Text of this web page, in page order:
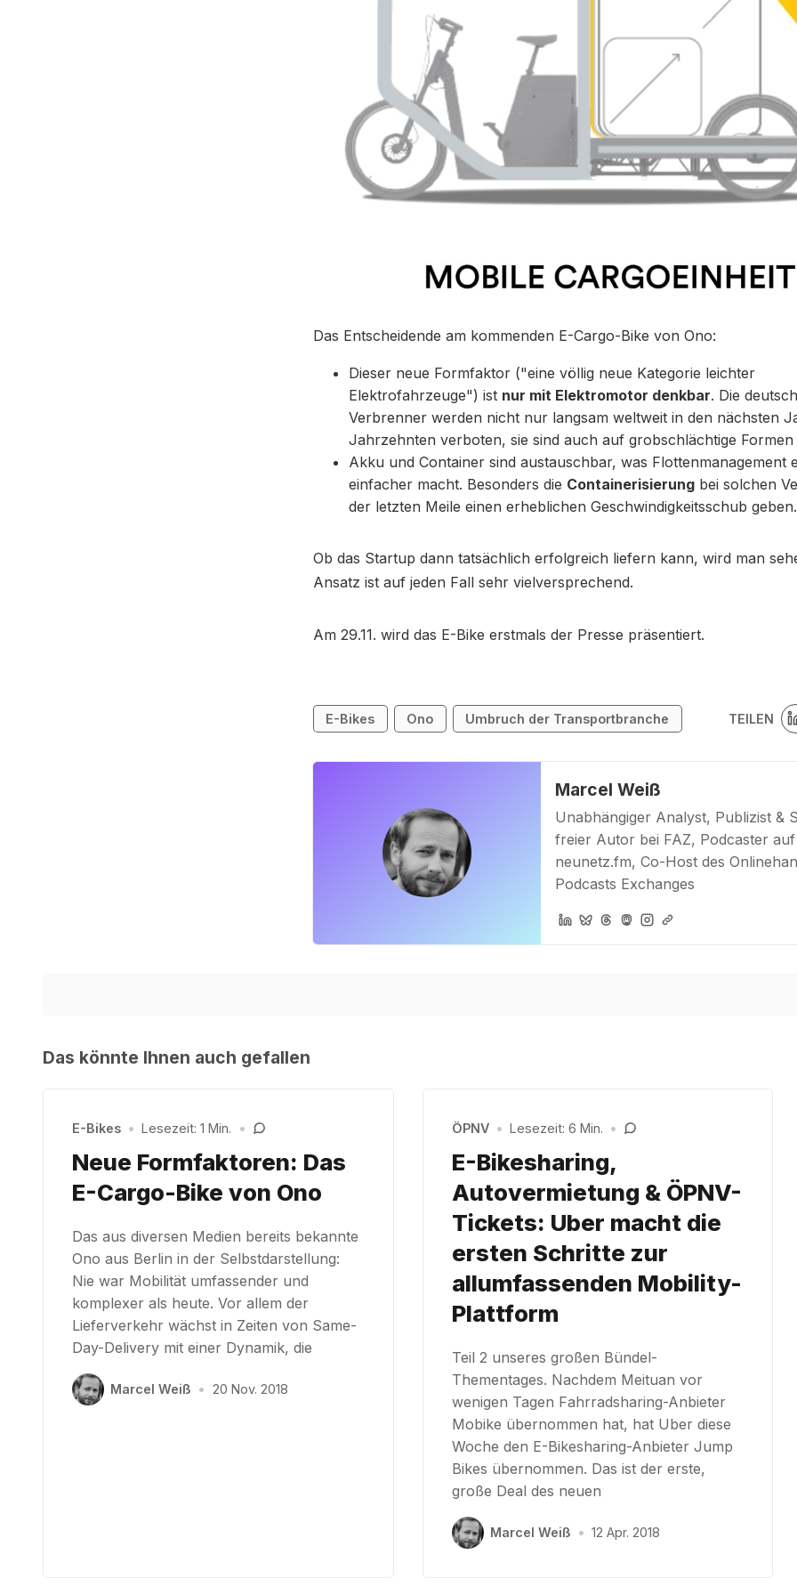
Das Entscheidende am kommenden E-Cargo-Bike von Ono:
Dieser neue Formfaktor ("eine völlig neue Kategorie leichter
Elektrofahrzeuge") ist nur mit Elektromotor denkbar. Die
Verbrenner werden nicht nur langsam weltweit in den nächsten
Jahrzehnten verboten, sie sind auch auf grobschlächtige
Akku und Container sind austauschbar, was Flottenmanagement
einfacher macht. Besonders die Containerisierung bei solchen
der letzten Meile einen erheblichen Geschwindigkeitsschub geben.
Ob das Startup dann tatsächlich erfolgreich liefern kann, wird man
Ansatz ist auf jeden Fall sehr vielversprechend.
Am 29.11. wird das E-Bike erstmals der Presse präsentiert.
E-Bikes Ono Umbruch der Transportbranche TEILEN
Marcel Weiß
Unabhängiger Analyst, Publizist &
freier Autor bei FAZ, Podcaster auf
neunetz.fm, Co-Host des
Podcasts Exchanges
Das könnte Ihnen auch gefallen
E-Bikes • Lesezeit: 1 Min. •
Neue Formfaktoren: Das
E-Cargo-Bike von Ono
Das aus diversen Medien bereits bekannte
Ono aus Berlin in der Selbstdarstellung:
Nie war Mobilität umfassender und
komplexer als heute. Vor allem der
Lieferverkehr wächst in Zeiten von Same-
Day-Delivery mit einer Dynamik, die
Marcel Weiß • 20 Nov. 2018
ÖPNV • Lesezeit: 6 Min. •
E-Bikesharing,
Autovermietung & ÖPNV-
Tickets: Uber macht die
ersten Schritte zur
allumfassenden Mobility-
Plattform
Teil 2 unseres großen Bündel-
Thementages. Nachdem Meituan vor
wenigen Tagen Fahrradsharing-Anbieter
Mobike übernommen hat, hat Uber diese
Woche den E-Bikesharing-Anbieter Jump
Bikes übernommen. Das ist der erste,
große Deal des neuen
Marcel Weiß • 12 Apr. 2018